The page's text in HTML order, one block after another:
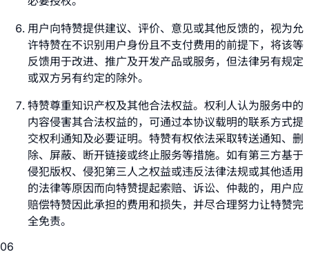
用户向特赞提供建议、评价、意见或其他反馈的，视为允
许特赞在不识别用户身份且不支付费用的前提下，将该等
反馈用于改进、推广及开发产品或服务，但法律另有规定
或双方另有约定的除外。
特赞尊重知识产权及其他合法权益。权利人认为服务中的
内容侵害其合法权益的，可通过本协议载明的联系方式提
交权利通知及必要证明。特赞有权依法采取转送通知、删
除、屏蔽、断开链接或终止服务等措施。如有第三方基于
侵犯版权、侵犯第三人之权益或违反法律法规或其他适用
的法律等原因而向特赞提起索赔、诉讼、仲裁的，用户应
赔偿特赞因此承担的费用和损失，并尽合理努力让特赞完
全免责。
06